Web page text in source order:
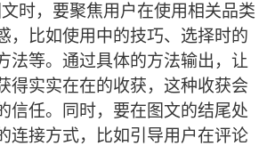
时，要聚焦用户在使用相关品类
，比如使用中的技巧、选择时的
法等。通过具体的方法输出，让
得实实在在的收获，这种收获会
信任。同时，要在图文的结尾处
连接方式，比如引导用户在评论